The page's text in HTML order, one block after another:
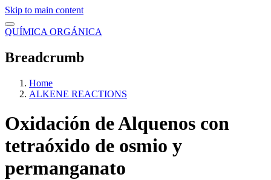
Skip to main content
QUÍMICA ORGÁNICA
Breadcrumb
Home
ALKENE REACTIONS
Oxidación de Alquenos con
tetraóxido de osmio y
permanganato